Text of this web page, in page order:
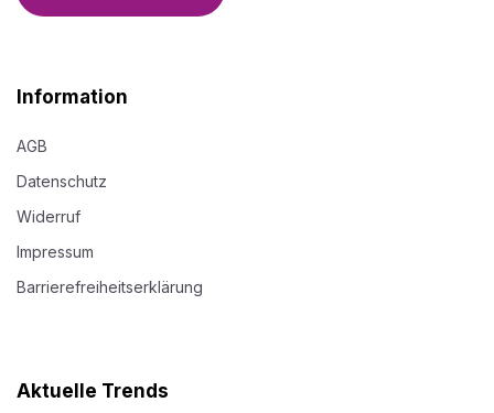
Information
AGB
Datenschutz
Widerruf
Impressum
Barrierefreiheitserklärung
Aktuelle Trends